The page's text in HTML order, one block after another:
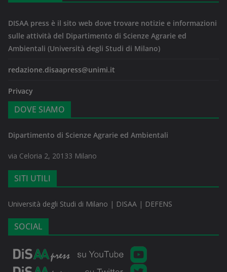
DISAA press è il sito web dove trovare notizie e informazioni
sulle attività del Dipartimento di Scienze Agrarie ed
Ambientali (Università degli Studi di Milano)
redazione.disaapress@unimi.it
Privacy
DOVE SIAMO
Dipartimento di Scienze Agrarie ed Ambientali
via Celoria 2, 20133 Milano
SITI UTILI
Università degli Studi di Milano | DISAA | DEFENS
SOCIAL